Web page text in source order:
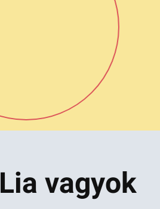
L​ia vagyok